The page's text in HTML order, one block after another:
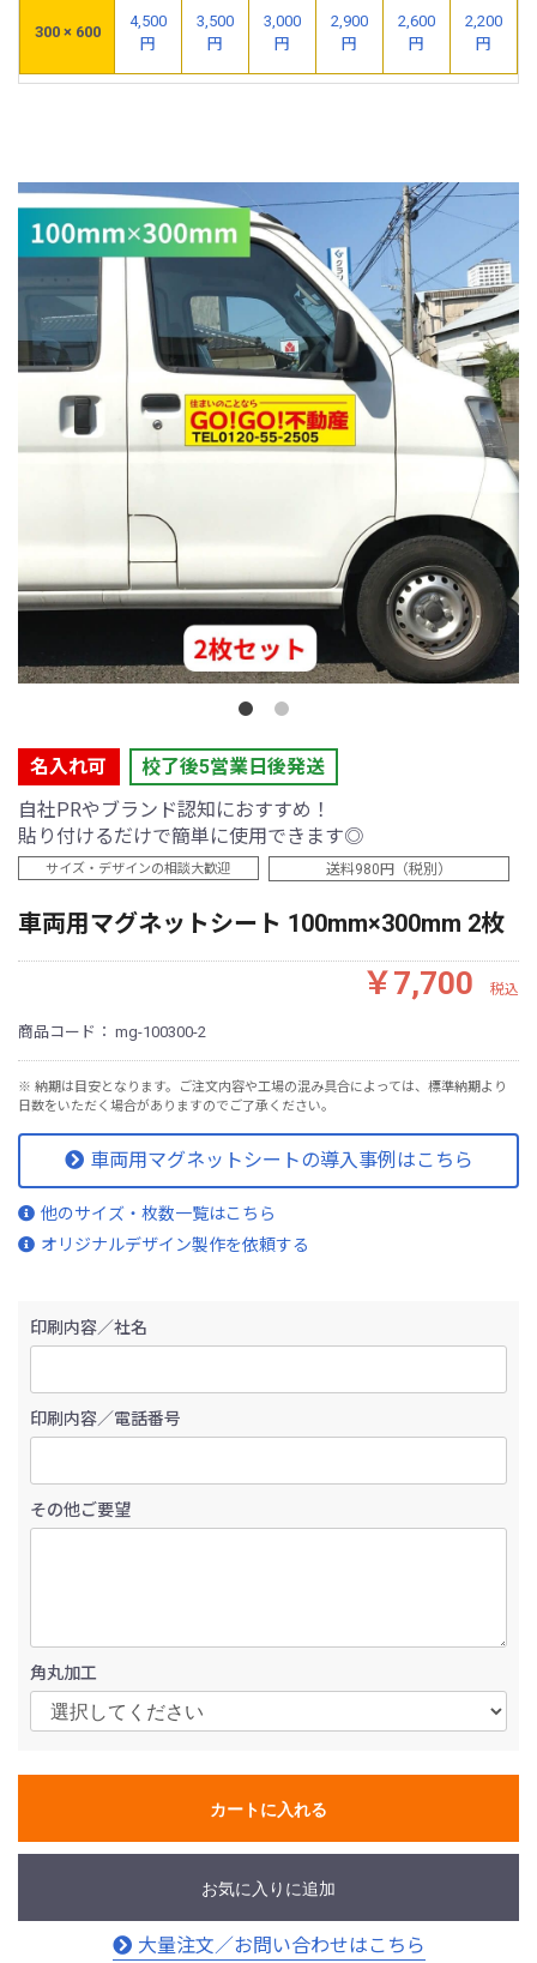
300 × 600
4,500
円
3,500
円
3,000
円
2,900
円
2,600
円
2,200
円
名入れ可
校了後5営業日後発送
自社PRやブランド認知におすすめ！
貼り付けるだけで簡単に使用できます◎
サイズ・デザインの相談大歓迎 送料980円（税別）
車両用マグネットシート 100mm×300mm 2枚
￥7,700 税込
商品コード： mg-100300-2
※ 納期は目安となります。ご注文内容や工場の混み具合によっては、標準納期より
日数をいただく場合がありますのでご了承ください。
車両用マグネットシートの導入事例はこちら
他のサイズ・枚数一覧はこちら
オリジナルデザイン製作を依頼する
印刷内容／社名
印刷内容／電話番号
その他ご要望
角丸加工
カートに入れる
お気に入りに追加
大量注文／お問い合わせはこちら